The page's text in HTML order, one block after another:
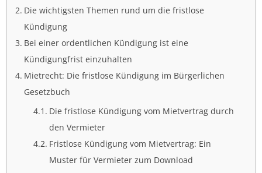
Die wichtigsten Themen rund um die fristlose
Kündigung
Bei einer ordentlichen Kündigung ist eine
Kündigungfrist einzuhalten
Mietrecht: Die fristlose Kündigung im Bürgerlichen
Gesetzbuch
Die fristlose Kündigung vom Mietvertrag durch
den Vermieter
Fristlose Kündigung vom Mietvertrag: Ein
Muster für Vermieter zum Download